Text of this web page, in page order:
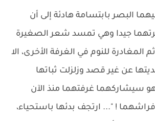
البصر بابتسامة هادئة إلى أن
جيدا وهي تمسد شعر الصغيرة
للنوم في الغرفة الأخرى، الا
عن غير قصد وزلزلت ثباتها
سيشاركهما غرفتهما منذ الآن
فراشهما ! "... ارتجف بدئها باستحياء،